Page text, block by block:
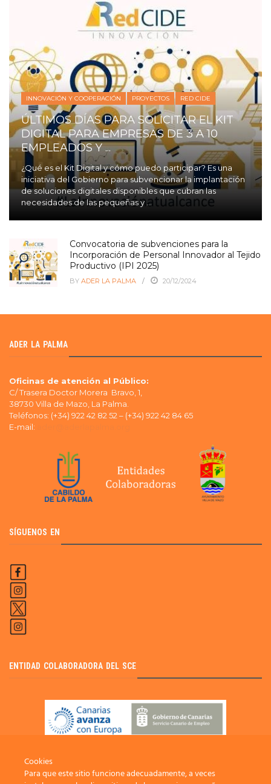
INNOVACIÓN Y COOPERACIÓN PROYECTOS RED CIDE
ÚLTIMOS DÍAS PARA SOLICITAR EL KIT
DIGITAL PARA EMPRESAS DE 3 A 10
EMPLEADOS Y ...
¿Qué es el Kit Digital y cómo puedo participar? Es una
iniciativa del Gobierno para subvencionar la implantación
de soluciones digitales disponibles que cubran las
necesidades de las pequeñas y ...
Convocatoria de subvenciones para la
Incorporación de Personal Innovador al Tejido
Productivo (IPI 2025)
BY ADER LA PALMA 20/12/2024
ADER LA PALMA
Oficinas de atención al Público:
C/ Trasera Doctor Morera Bravo, 1,
38730 Villa de Mazo, La Palma.
Teléfonos: (+34) 922 42 82 52 – (+34) 922 42 84 65
E-mail:
SÍGUENOS EN
ENTIDAD COLABORADORA DEL SCE
Cookies
Para que este sitio funcione adecuadamente, a veces